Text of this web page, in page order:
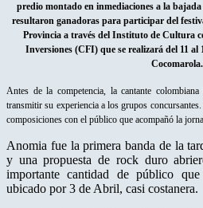
predio montado en inmediaciones a la
resultaron ganadoras para participar del
Provincia a través del Instituto de Cultura
Inversiones (CFI) que se realizará del 11 al
Cocomarola.
Antes de la competencia, la cantante
transmitir su experiencia a los grupos
composiciones con el público que acompañó la
Anomia fue la primera banda de la
y una propuesta de rock duro
importante cantidad de público
ubicado por 3 de Abril, casi costanera.